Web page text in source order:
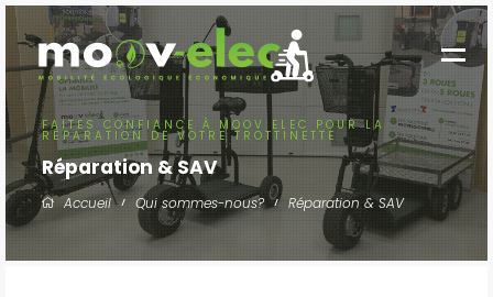
FAITES CONFIANCE À MOOV ELEC POUR LA
RÉPARATION DE VOTRE TROTTINETTE
Réparation & SAV
Accueil Qui sommes-nous? Réparation & SAV